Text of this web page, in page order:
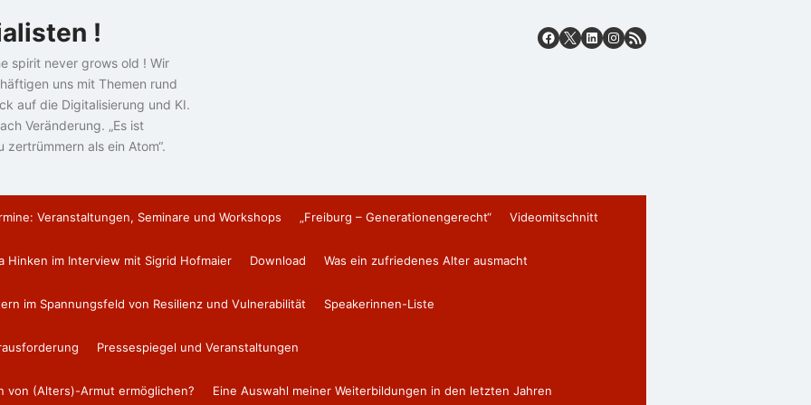
!
spirit never grows old ! Wir
uns mit Themen rund
auf die Digitalisierung und KI.
Veränderung. „Es ist
als ein Atom“.
Veranstaltungen, Seminare und Workshops „Freiburg – Generationengerecht“ Videomitschnitt
Hinken im Interview mit Sigrid Hofmaier Download Was ein zufriedenes Alter ausmacht
im Spannungsfeld von Resilienz und Vulnerabilität Speakerinnen-Liste
Pressespiegel und Veranstaltungen
von (Alters)-Armut ermöglichen? Eine Auswahl meiner Weiterbildungen in den letzten Jahren